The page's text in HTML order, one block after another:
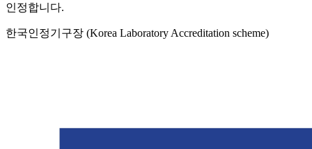
인정합니다.
한국인정기구장 (Korea Laboratory Accreditation scheme)